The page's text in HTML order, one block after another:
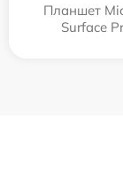
Планшет
Surface